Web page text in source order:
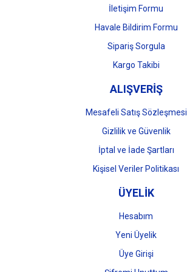
Gönder
İletişim Formu
Havale Bildirim Formu
Sipariş Sorgula
Kargo Takibi
ALIŞVERİŞ
Mesafeli Satış Sözleşmesi
Gizlilik ve Güvenlik
İptal ve İade Şartları
Kişisel Veriler Politikası
ÜYELİK
Hesabım
Yeni Üyelik
Üye Girişi